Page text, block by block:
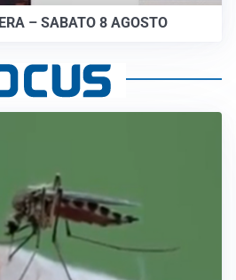
– SABATO 8 AGOSTO